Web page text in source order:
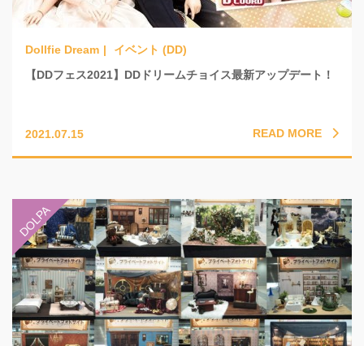
イベント (DD)
【DDフェス2021】DDドリームチョイス最新アップデート！
2021.07.15 READ MORE